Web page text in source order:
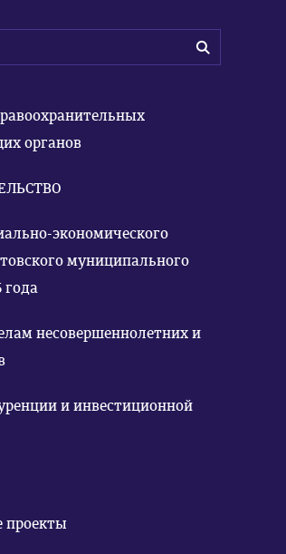
органов
экономического
муниципального
года
несовершеннолетних и
и инвестиционной
проекты